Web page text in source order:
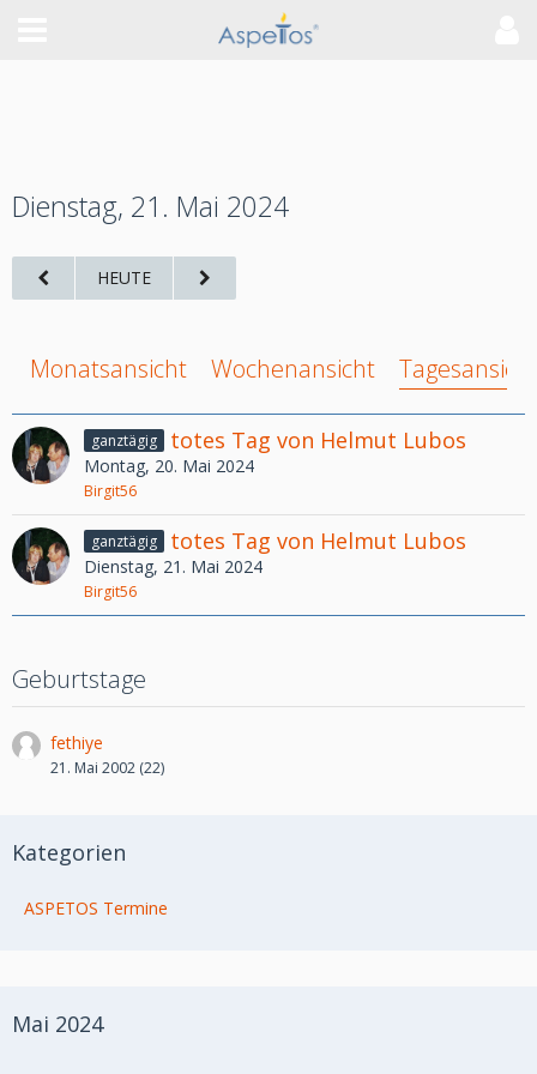
Dienstag, 21. Mai 2024
HEUTE
Monatsansicht Wochenansicht Tagesansicht
ganztägig totes Tag von Helmut Lubos
Montag, 20. Mai 2024
Birgit56
ganztägig totes Tag von Helmut Lubos
Dienstag, 21. Mai 2024
Birgit56
Geburtstage
fethiye
21. Mai 2002 (22)
Kategorien
ASPETOS Termine
Mai 2024